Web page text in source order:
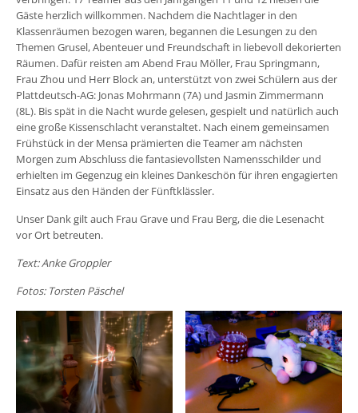
Gäste herzlich willkommen. Nachdem die Nachtlager in den
Klassenräumen bezogen waren, begannen die Lesungen zu den
Themen Grusel, Abenteuer und Freundschaft in liebevoll dekorierten
Räumen. Dafür reisten am Abend Frau Möller, Frau Springmann,
Frau Zhou und Herr Block an, unterstützt von zwei Schülern aus der
Plattdeutsch-AG: Jonas Mohrmann (7A) und Jasmin Zimmermann
(8L). Bis spät in die Nacht wurde gelesen, gespielt und natürlich auch
eine große Kissenschlacht veranstaltet. Nach einem gemeinsamen
Frühstück in der Mensa prämierten die Teamer am nächsten
Morgen zum Abschluss die fantasievollsten Namensschilder und
erhielten im Gegenzug ein kleines Dankeschön für ihren engagierten
Einsatz aus den Händen der Fünftklässler.
Unser Dank gilt auch Frau Grave und Frau Berg, die die Lesenacht
vor Ort betreuten.
Text: Anke Groppler
Fotos: Torsten Päschel